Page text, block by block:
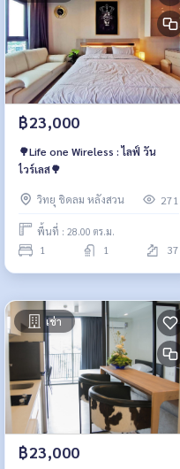
฿23,000
🌳Life one Wireless : ไลฟ์ วัน
ไวร์เลส🌳
วิทยุ ชิดลม หลังสวน 271
พื้นที่ : 28.00 ตร.ม.
1 1 37
เช่า
฿23,000